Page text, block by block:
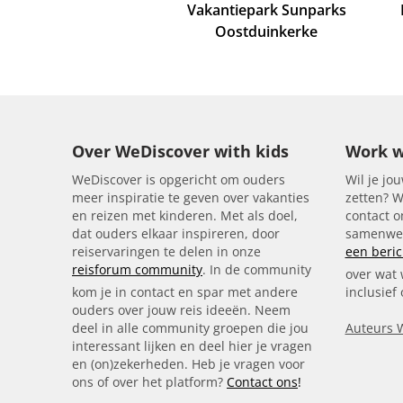
Vakantiepark Sunparks
Oostduinkerke
Over WeDiscover with kids
WeDiscover is opgericht om ouders
meer inspiratie te geven over vakanties
en reizen met kinderen. Met als doel,
dat ouders elkaar inspireren, door
reiservaringen te delen in onze
reisforum community. In de community
kom je in contact en spar met andere
ouders over jouw reis ideeën. Neem
deel in alle community groepen die jou
interessant lijken en deel hier je vragen
en (on)zekerheden. Heb je vragen voor
ons of over het platform? Contact ons!
Work
Wil je
zetten?
contact
een
over wat
inclusief
Auteurs